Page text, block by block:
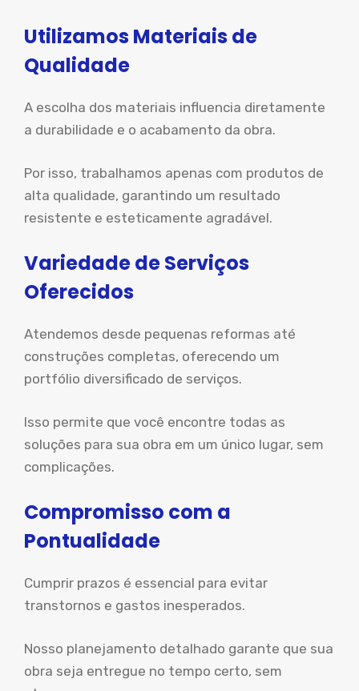
Utilizamos Materiais de
Qualidade
A escolha dos materiais influencia diretamente
a durabilidade e o acabamento da obra.
Por isso, trabalhamos apenas com produtos de
alta qualidade, garantindo um resultado
resistente e esteticamente agradável.
Variedade de Serviços
Oferecidos
Atendemos desde pequenas reformas até
construções completas, oferecendo um
portfólio diversificado de serviços.
Isso permite que você encontre todas as
soluções para sua obra em um único lugar, sem
complicações.
Compromisso com a
Pontualidade
Cumprir prazos é essencial para evitar
transtornos e gastos inesperados.
Nosso planejamento detalhado garante que sua
obra seja entregue no tempo certo, sem